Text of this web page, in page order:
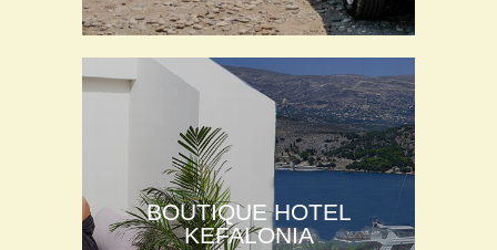
BOUTIQUE HOTEL
KEFALONIA